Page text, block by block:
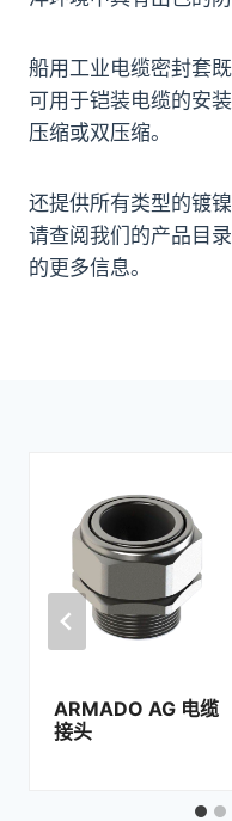
船用工业电缆密封套
可用于铠装电缆的安
压缩或双压缩。
还提供所有类型的镀
请查阅我们的产品目
的更多信息。
CW 武装电缆接头